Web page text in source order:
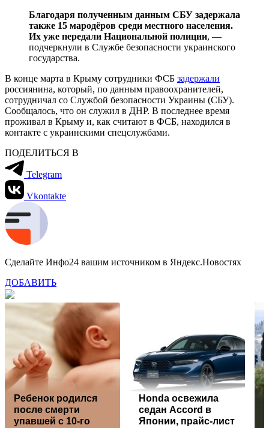
Благодаря полученным данным СБУ задержала
также 15 мародёров среди местного населения.
Их уже передали Национальной полиции, —
подчеркнули в Службе безопасности украинского
государства.
В конце марта в Крыму сотрудники ФСБ задержали
россиянина, который, по данным правоохранителей,
сотрудничал со Службой безопасности Украины (СБУ).
Сообщалось, что он служил в ДНР. В последнее время
проживал в Крыму и, как считают в ФСБ, находился в
контакте с украинскими спецслужбами.
ПОДЕЛИТЬСЯ В
Telegram
Vkontakte
Сделайте Инфо24 вашим источником в Яндекс.Новостях
ДОБАВИТЬ
Ребенок родился
после смерти
упавшей с 10-го
Honda освежила
седан Accord в
Японии, прайс-лист